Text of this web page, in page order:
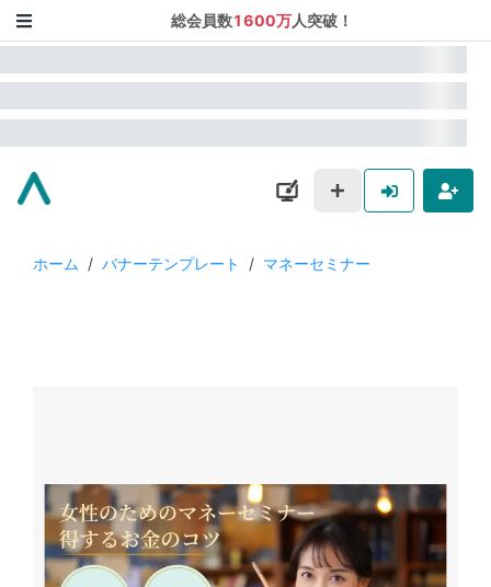
総会員数1600万人突破！
ホーム / バナーテンプレート / マネーセミナー